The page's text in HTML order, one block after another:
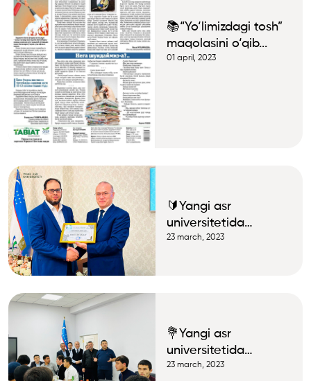
📚“Yo‘limizdagi tosh”
maqolasini o‘qib...
01 april, 2023
🔰Yangi asr
universitetida
“Universitet 4.0: Ta’lim
texnikaviy anjuman
bo‘lib o‘tdi
23 march, 2023
💐Yangi asr
universitetida
sumalak sayli
23 march, 2023